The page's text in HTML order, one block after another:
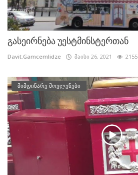
გასეირნება უესტმინსტერთან
Davit.Gamcemlidze მაისი 26, 2021 2155
მიმდინარე მოვლენები